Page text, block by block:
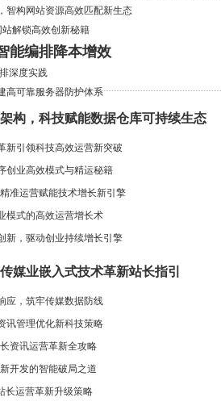
智构网站资源高效匹配新生态
解锁高效创新秘籍
能编排降本增效
深度实践
高可靠服务器防护体系
构，科技赋能数据仓库可持续生态
新引领科技高效运营新突破
创业高效模式与精运秘籍
准运营赋能技术增长新引擎
模式的高效运营增长术
新，驱动创业持续增长引擎
媒业嵌入式技术革新站长指引
应，筑牢传媒数据防线
讯管理优化新科技策略
资讯运营革新全攻略
开发的智能破局之道
长运营革新升级策略